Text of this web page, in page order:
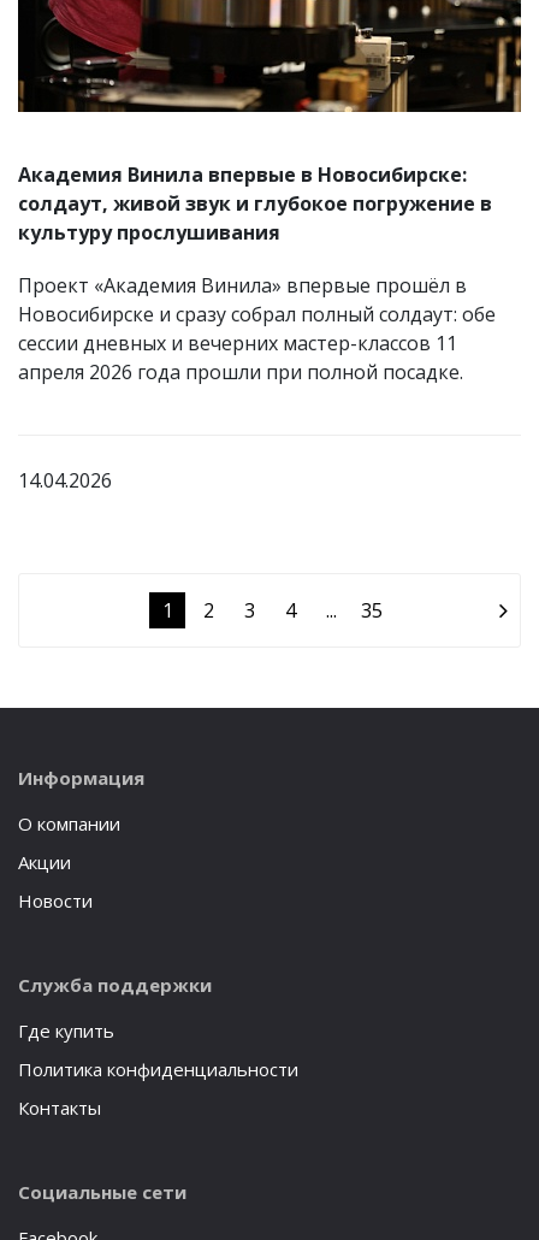
Академия Винила впервые в Новосибирске:
солдаут, живой звук и глубокое погружение в
культуру прослушивания
Проект «Академия Винила» впервые прошёл в
Новосибирске и сразу собрал полный солдаут: обе
сессии дневных и вечерних мастер-классов 11
апреля 2026 года прошли при полной посадке.
14.04.2026
1 2 3 4 ... 35
Информация
О компании
Акции
Новости
Служба поддержки
Где купить
Политика конфиденциальности
Контакты
Социальные сети